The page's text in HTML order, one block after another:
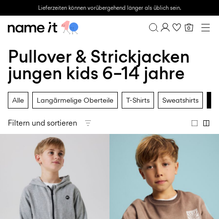
Lieferzeiten können vorübergehend länger als üblich sein.
Übersicht
Bestellhistorie
Profil
Wunschliste
FAQ
0
MINI 1½–8 JAHRE
KIDS 6–14 JAHRE
TEEN
SALE
ACTIVEWEAR
MARKEN
Approved
Back
Essentials
Lotto
Sport
Clogs
Pullover & Strickjacken
jungen kids 6–14 jahre
Alle Langärmelige Oberteile T-Shirts Sweatshirts
Filtern und sortieren